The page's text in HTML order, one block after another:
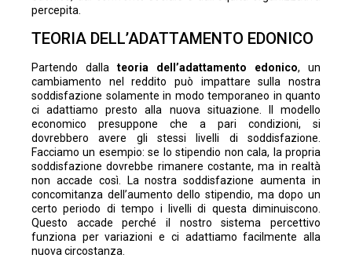
percepita.
TEORIA DELL’ADATTAMENTO EDONICO
Partendo dalla teoria dell’adattamento edonico, un
cambiamento nel reddito può impattare sulla nostra
soddisfazione solamente in modo temporaneo in quanto
ci adattiamo presto alla nuova situazione. Il modello
economico presuppone che a pari condizioni, si
dovrebbero avere gli stessi livelli di soddisfazione.
Facciamo un esempio: se lo stipendio non cala, la propria
soddisfazione dovrebbe rimanere costante, ma in realtà
non accade così. La nostra soddisfazione aumenta in
concomitanza dell’aumento dello stipendio, ma dopo un
certo periodo di tempo i livelli di questa diminuiscono.
Questo accade perché il nostro sistema percettivo
funziona per variazioni e ci adattiamo facilmente alla
nuova circostanza.